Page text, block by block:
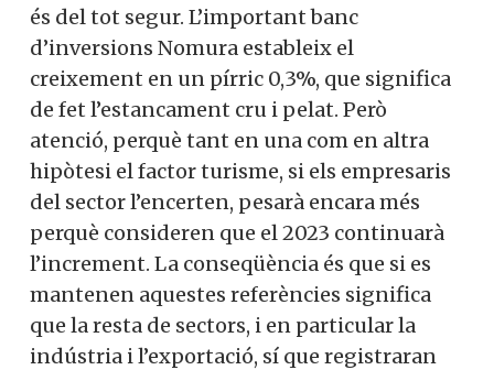
és del tot segur. L’important banc
d’inversions Nomura estableix el
creixement en un pírric 0,3%, que significa
de fet l’estancament cru i pelat. Però
atenció, perquè tant en una com en altra
hipòtesi el factor turisme, si els empresaris
del sector l’encerten, pesarà encara més
perquè consideren que el 2023 continuarà
l’increment. La conseqüència és que si es
mantenen aquestes referències significa
que la resta de sectors, i en particular la
indústria i l’exportació, sí que registraran